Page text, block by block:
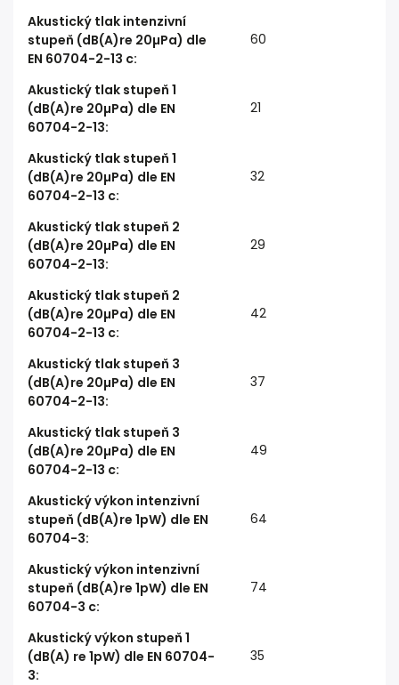
Akustický tlak intenzivní
stupeň (dB(A)re 20µPa) dle
EN 60704-2-13 c:
60
Akustický tlak stupeň 1
(dB(A)re 20µPa) dle EN
60704-2-13:
21
Akustický tlak stupeň 1
(dB(A)re 20µPa) dle EN
60704-2-13 c:
32
Akustický tlak stupeň 2
(dB(A)re 20µPa) dle EN
60704-2-13:
29
Akustický tlak stupeň 2
(dB(A)re 20µPa) dle EN
60704-2-13 c:
42
Akustický tlak stupeň 3
(dB(A)re 20µPa) dle EN
60704-2-13:
37
Akustický tlak stupeň 3
(dB(A)re 20µPa) dle EN
60704-2-13 c:
49
Akustický výkon intenzivní
stupeň (dB(A)re 1pW) dle EN
60704-3:
64
Akustický výkon intenzivní
stupeň (dB(A)re 1pW) dle EN
60704-3 c:
74
Akustický výkon stupeň 1
(dB(A) re 1pW) dle EN 60704-
3:
35